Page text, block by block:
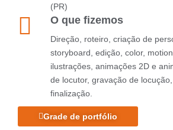
(PR)
O que fizemos
Direção, roteiro, criação de
storyboard, edição, color,
ilustrações, animações 2D e
de locutor, gravação de
finalização.
Grade de portfólio